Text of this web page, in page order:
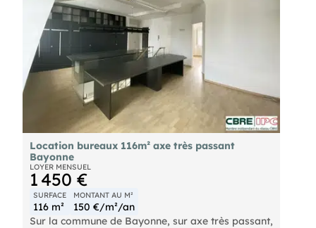
Location bureaux 116m² axe très passant
Bayonne
LOYER MENSUEL
1 450 €
SURFACE
116 m²
MONTANT AU M²
150 €/m²/an
Sur la commune de Bayonne, sur axe très passant,